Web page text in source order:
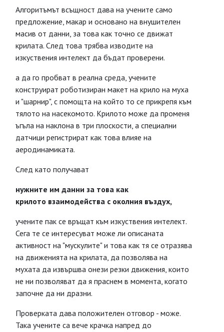
Алгоритъмът всъщност дава на учените само
предложение, макар и основано на внушителен
масив от данни, за това как точно се движат
крилата. След това трябва изводите на
изкуствения интелект да бъдат проверени.
а да го пробват в реална среда, учените
конструират роботизиран макет на крило на муха
и "шарнир", с помощта на който то се прикрепя към
тялото на насекомото. Крилото може да променя
ъгъла на наклона в три плоскости, а специални
датчици регистрират как това влияе на
аеродинамиката.
След като получават
нужните им данни за това как
крилото взаимодейства с околния въздух,
учените пак се връщат към изкуствения интелект.
Сега те се интересуват може ли описаната
активност на "мускулите" и това как тя се отразява
на движенията на крилата, да позволява на
мухата да извършва онези резки движения, които
не ни позволяват да я праснем в момента, когато
започне да ни дразни.
Проверката дава положителен отговор - може.
Така учените са вече крачка напред до